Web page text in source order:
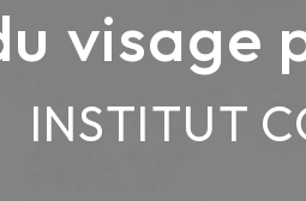
visage
INSTITUT